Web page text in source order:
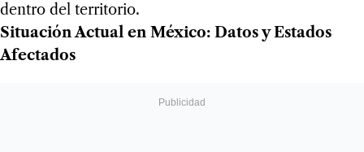
dentro del territorio.
Situación Actual en México: Datos y Estados
Afectados